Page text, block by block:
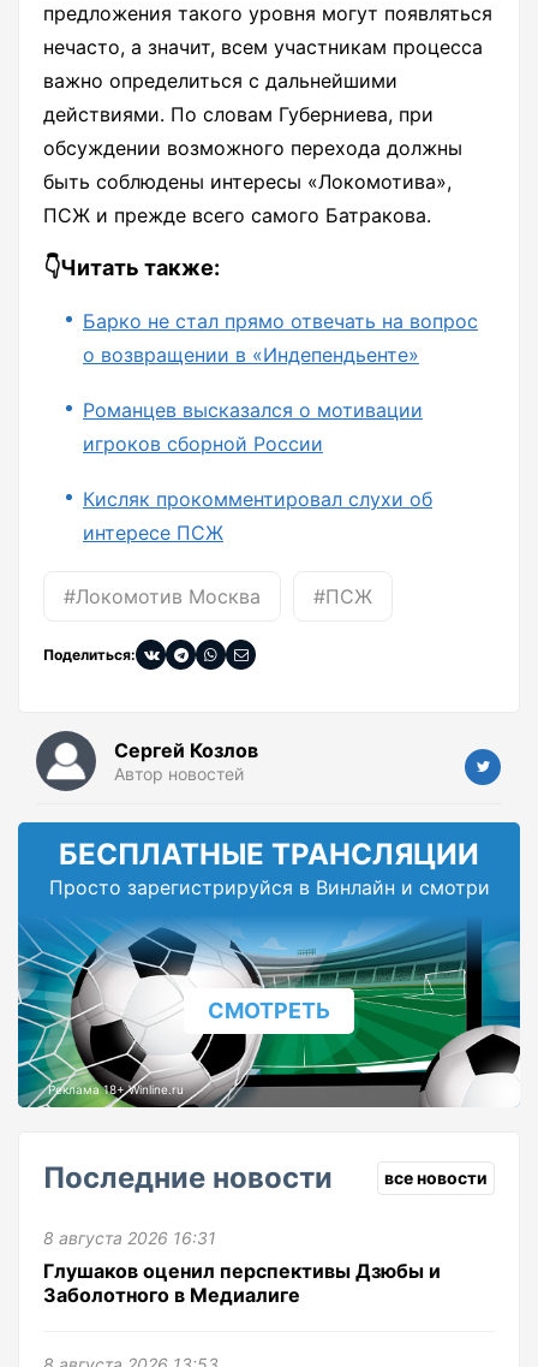
предложения такого уровня могут появляться
нечасто, а значит, всем участникам процесса
важно определиться с дальнейшими
действиями. По словам Губерниева, при
обсуждении возможного перехода должны
быть соблюдены интересы «Локомотива»,
ПСЖ и прежде всего самого Батракова.
👇Читать также:
Барко не стал прямо отвечать на вопрос
о возвращении в «Индепендьенте»
Романцев высказался о мотивации
игроков сборной России
Кисляк прокомментировал слухи об
интересе ПСЖ
#Локомотив Москва #ПСЖ
Поделиться:
Сергей Козлов
Автор новостей
БЕСПЛАТНЫЕ ТРАНСЛЯЦИИ
Просто зарегистрируйся в Винлайн и смотри
СМОТРЕТЬ
Реклама 18+ Winline.ru
Последние новости все новости
8 августа 2026 16:31
Глушаков оценил перспективы Дзюбы и
Заболотного в Медиалиге